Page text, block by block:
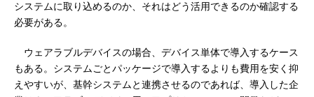
システムに取り込めるのか、それはどう活用できるのか確認する
必要がある。
ウェアラブルデバイスの場合、デバイス単体で導入するケース
もある。システムごとパッケージで導入するよりも費用を安く抑
えやすいが、基幹システムと連携させるのであれば、導入した企